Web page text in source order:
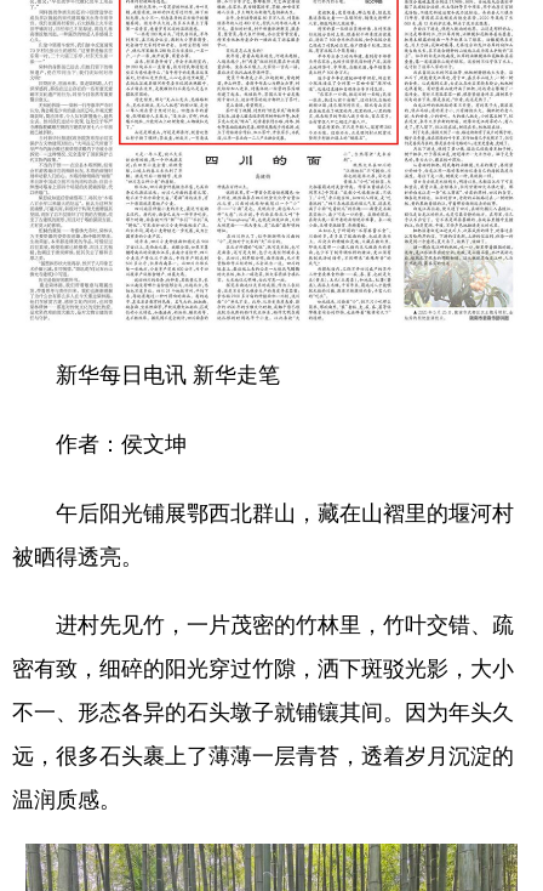
彩票 娱乐 时尚 悦读
公益 一带一路 亚太网 上市公司
文化产业
地方频道
北京 天津 河北 山西
浙江 安徽
山东
四川
新疆 黑龙江
多语种频道
English
Русский язык 日本語 한국어
新华每日电讯 新华走笔
作者：侯文坤
午后阳光铺展鄂西北群山，藏在山褶里的堰河村
被晒得透亮。
进村先见竹，一片茂密的竹林里，竹叶交错、疏
密有致，细碎的阳光穿过竹隙，洒下斑驳光影，大小
不一、形态各异的石头墩子就铺镶其间。因为年头久
远，很多石头裹上了薄薄一层青苔，透着岁月沉淀的
温润质感。